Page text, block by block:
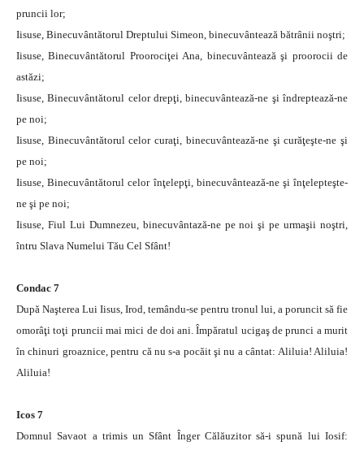
pruncii lor;
Iisuse, Binecuvântătorul Dreptului Simeon, binecuvântează bătrânii noştri;
Iisuse, Binecuvântătorul Proorociţei Ana, binecuvântează şi proorocii de
astăzi;
Iisuse, Binecuvântătorul celor drepţi, binecuvântează-ne şi îndreptează-ne
pe noi;
Iisuse, Binecuvântătorul celor curaţi, binecuvântează-ne şi curăţeşte-ne şi
pe noi;
Iisuse, Binecuvântătorul celor înţelepţi, binecuvântează-ne şi înţelepteşte-
ne şi pe noi;
Iisuse, Fiul Lui Dumnezeu, binecuvântază-ne pe noi şi pe urmaşii noştri,
întru Slava Numelui Tău Cel Sfânt!
Condac 7
După Naşterea Lui Iisus, Irod, temându-se pentru tronul lui, a poruncit să fie
omorâţi toţi pruncii mai mici de doi ani. Împăratul ucigaş de prunci a murit
în chinuri groaznice, pentru că nu s-a pocăit şi nu a cântat: Aliluia! Aliluia!
Aliluia!
Icos 7
Domnul Savaot a trimis un Sfânt Înger Călăuzitor să-i spună lui Iosif: